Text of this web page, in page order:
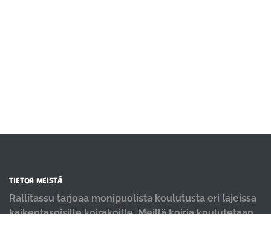
TIETOA MEISTÄ
Rallitassu tarjoaa monipuolista koulutusta eri lajeissa
kaikentasoisille koirakoille. Meillä koiria koulutetaan